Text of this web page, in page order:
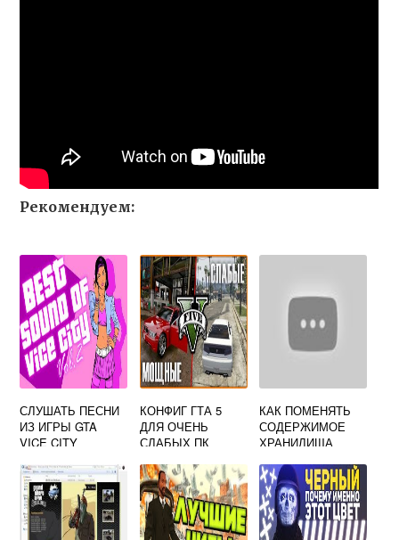
Рекомендуем:
СЛУШАТЬ ПЕСНИ
ИЗ ИГРЫ GTA
VICE CITY
КОНФИГ ГТА 5
ДЛЯ ОЧЕНЬ
СЛАБЫХ ПК
КАК ПОМЕНЯТЬ
СОДЕРЖИМОЕ
ХРАНИЛИЩА
ONLINE